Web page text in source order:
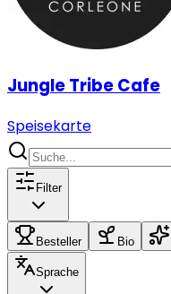
Jungle Tribe Cafe
Speisekarte
Filter
Besteller Bio
Sprache